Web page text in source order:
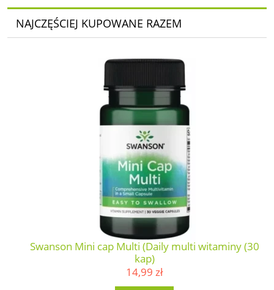
NAJCZĘŚCIEJ KUPOWANE RAZEM
Swanson Mini cap Multi (Daily multi witaminy (30
kap)
14,99 zł